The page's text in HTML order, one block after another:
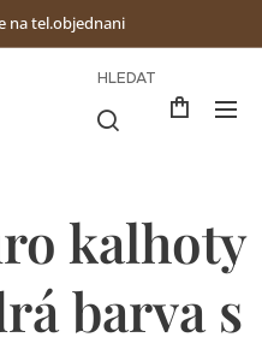
na tel.objednani
HLEDAT
kalhoty
barva s